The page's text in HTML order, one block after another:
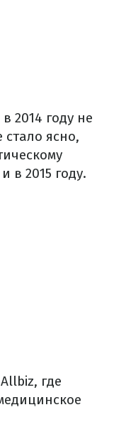
2014 году не
ясно,
в 2015 году.
где